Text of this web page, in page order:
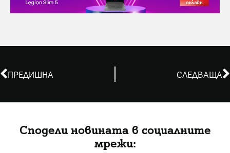
ПРЕДИШНА СЛЕДВАЩА
Сподели новината в социалните
мрежи: